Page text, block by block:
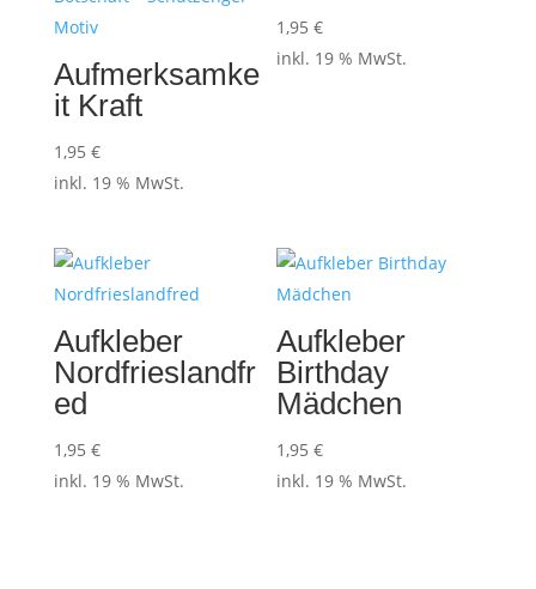
Aufmerksamke
it Kraft
1,95 €
inkl. 19 % MwSt.
1,95€
inkl. 19 % MwSt.
Aufkleber
Nordfrieslandfr
ed
1,95 €
inkl. 19 % MwSt.
Aufkleber
Birthday
Mädchen
1,95€
inkl. 19 % MwSt.